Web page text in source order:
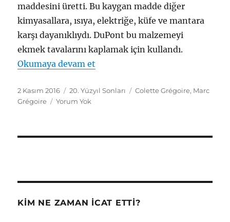
maddesini üretti. Bu kaygan madde diğer
kimyasallara, ısıya, elektriğe, küfe ve mantara
karşı dayanıklıydı. DuPont bu malzemeyi
ekmek tavalarını kaplamak için kullandı.
Okumaya devam et
Yayın
tarihi
2 Kasım 2016 Kategoriler
20. Yüzyıl Sonları Etiketler
Colette Grégoire, Marc
Grégoire
Yorum Yok
KIM NE ZAMAN İCAT ETTI?